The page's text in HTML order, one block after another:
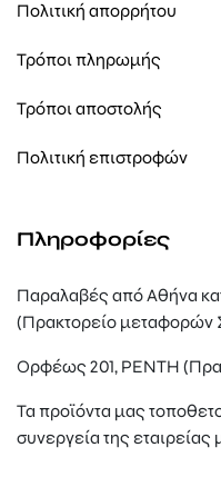
Πολιτική απορρήτου
Τρόποι πληρωμής
Τρόποι αποστολής
Πολιτική επιστροφών
Πληροφορίες
Παραλαβές από Αθήνα
(Πρακτορείο μεταφορών
Ορφέως 201, ΡΕΝΤΗ
Τα προϊόντα μας
συνεργεία της